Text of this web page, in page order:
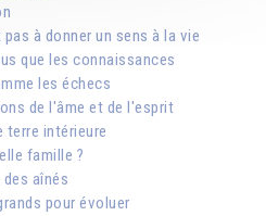
à donner un sens à la vie
que les connaissances
les échecs
de l'âme et de l'esprit
terre intérieure
famille ?
aînés
pour évoluer